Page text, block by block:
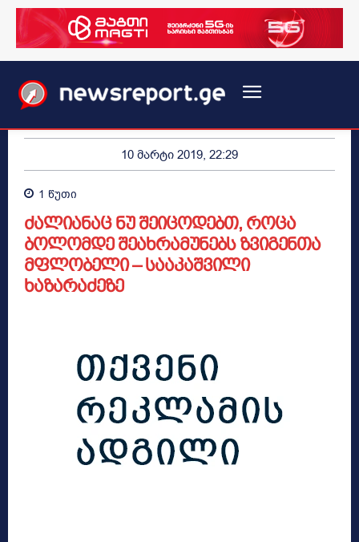
10 მარტი 2019, 22:29
1 წუთი
ძალიანაც ნუ შეიცოდებთ, როცა
ბოლომდე შეახრამუნებს ზვიგენთა
მფლობელი – სააკაშვილი
ხაზარაძეზე